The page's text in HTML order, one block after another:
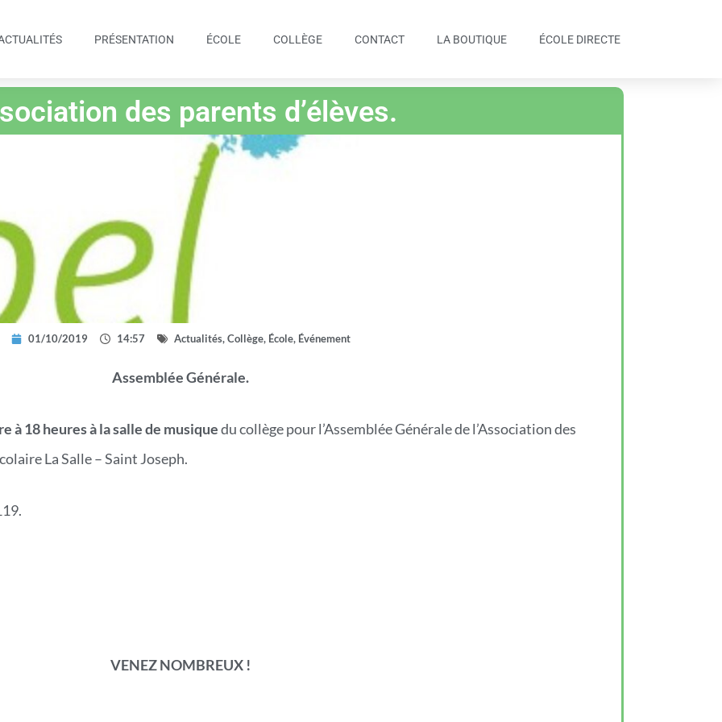
PRÉSENTATION ÉCOLE COLLÈGE CONTACT LA BOUTIQUE ÉCOLE DIRECTE
des parents d’élèves.
01/10/2019 14:57 Actualités,Collège, École, Événement
Assemblée Générale.
à 18 heures à la salle de musiquedu collège pour l’Assemblée Générale de l’Association des
La Salle – Saint Joseph.
VENEZ NOMBREUX !